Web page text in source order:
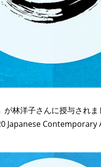
林洋子さんに授与され
Japanese Contemporary